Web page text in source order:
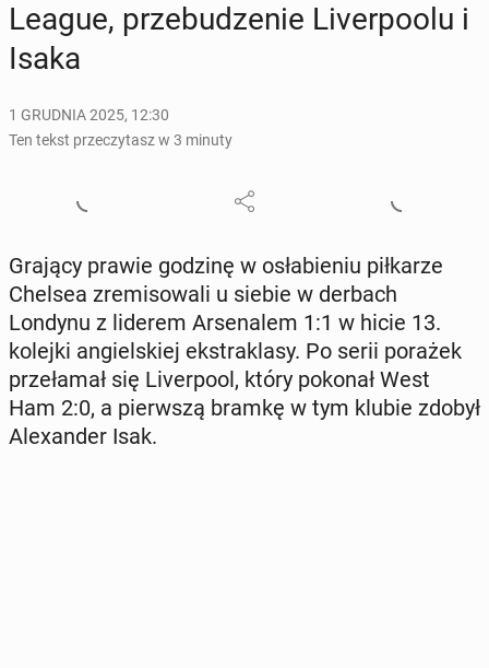
League, prze­bu­dze­nie Li­ver­po­olu i
Isaka
1 GRUDNIA 2025, 12:30
Ten tekst przeczytasz w 3 minuty
Grający prawie godzinę w osła­bie­niu pił­ka­rze
Chelsea zre­mi­so­wa­li u siebie w derbach
Londynu z liderem Ar­se­na­lem 1:1 w hicie 13.
kolejki an­giel­skiej eks­tra­kla­sy. Po serii porażek
prze­ła­mał się Li­ver­po­ol, który pokonał West
Ham 2:0, a pierw­szą bramkę w tym klubie zdobył
Ale­xan­der Isak.